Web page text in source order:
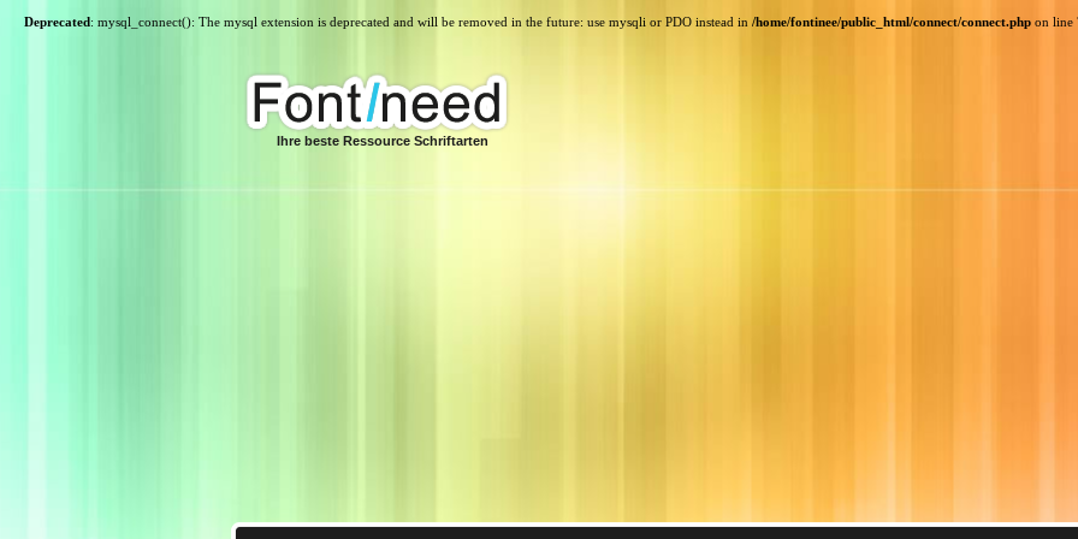
Deprecated: mysql_connect(): The mysql extension is deprecated and will be removed in the future: use mysqli or PDO instead in /home/fontinee/public_html/connect/connect.php on line
Ihre beste Ressource Schriftarten